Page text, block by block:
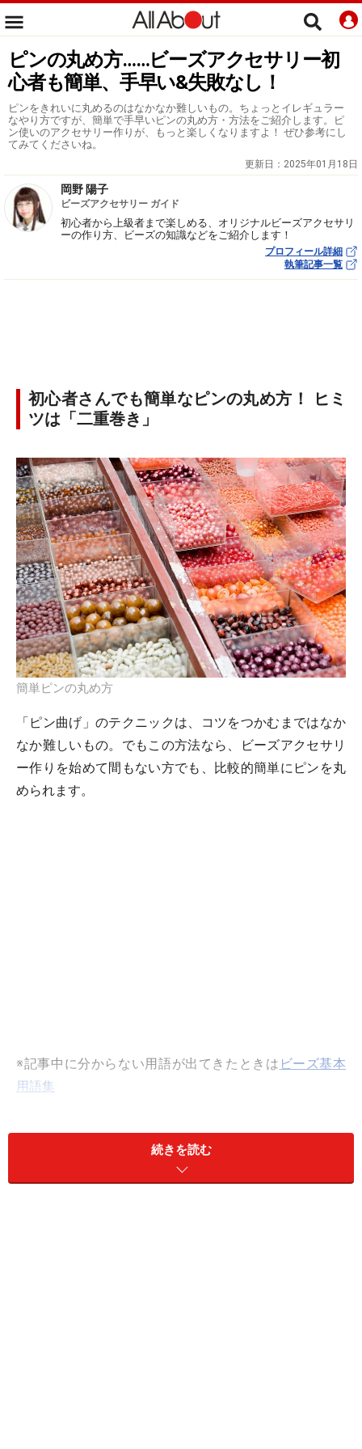
ピンの丸め方……ビーズアクセサリー初
心者も簡単、手早い&失敗なし！
ピンをきれいに丸めるのはなかなか難しいもの。ちょっとイレギュラー
なやり方ですが、簡単で手早いピンの丸め方・方法をご紹介します。ピ
ン使いのアクセサリー作りが、もっと楽しくなりますよ！ ぜひ参考にし
てみてくださいね。
更新日： 2025年01月18日
岡野 陽子
ビーズアクセサリー ガイド
初心者から上級者まで楽しめる、オリジナルビーズアクセサリ
ーの作り方、ビーズの知識などをご紹介します！
プロフィール詳細
執筆記事一覧
初心者さんでも簡単なピンの丸め方！ ヒミ
ツは「二重巻き」
簡単ピンの丸め方
「ピン曲げ」のテクニックは、コツをつかむまではなか
なか難しいもの。でもこの方法なら、ビーズアクセサリ
ー作りを始めて間もない方でも、比較的簡単にピンを丸
められます。
※記事中に分からない用語が出てきたときは ビーズ基本
用語集
このピン使いテクをフル活用したネックレス。ボリュー
続きを読む